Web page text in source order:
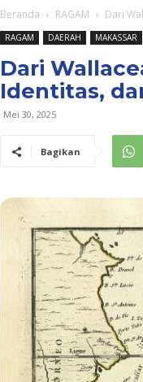
Beranda RAGAM Dari
RAGAM DAERAH MAKASSAR
Dari
Identitas,
Mei 30, 2025
Bagikan